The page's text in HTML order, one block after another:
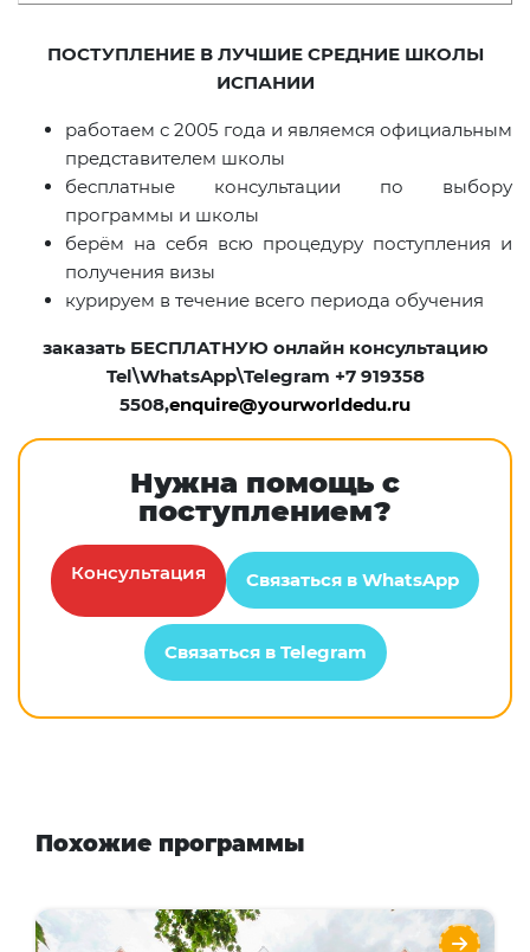
ПОСТУПЛЕНИЕ В ЛУЧШИЕ СРЕДНИЕ ШКОЛЫ
ИСПАНИИ
работаем с 2005 года и являемся официальным
представителем школы
бесплатные консультации по выбору
программы и школы
берём на себя всю процедуру поступления и
получения визы
курируем в течение всего периода обучения
заказать БЕСПЛАТНУЮ онлайн консультацию
Tel\WhatsApp\Telegram +7 919358
5508,enquire@yourworldedu.ru
Нужна помощь с
поступлением?
Консультация Связаться в WhatsApp
Связаться в Telegram
Похожие программы
Worthgate School